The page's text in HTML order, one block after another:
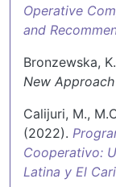
Operative
and
Bronzewska,
New
Calijuri, M.,
(2022).
Cooperativo:
Latina y El